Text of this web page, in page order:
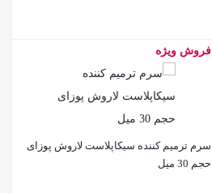
بستن
فروش ویژه
سرم ترمیم کننده سیکاپلاست لاروش پوزای
حجم 30 میل